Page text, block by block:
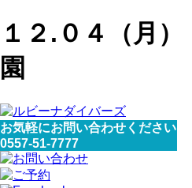
１２.０４（月
園
お気軽にお問い合わせください
0557-51-7777